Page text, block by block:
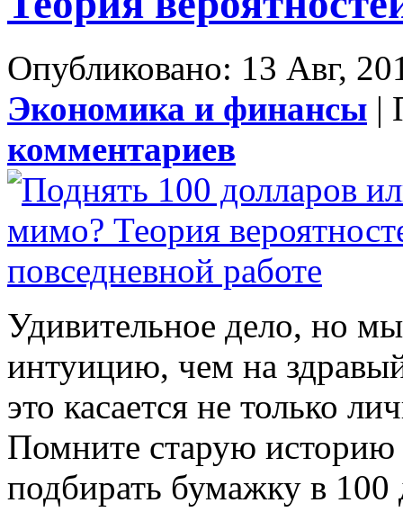
Опубликовано: 13 Авг,
Экономика и финансы |
комментариев
Удивительное дело, но
интуицию, чем на
это касается не только
Помните старую историю
подбирать бумажку в